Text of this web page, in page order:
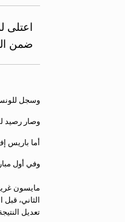
إدارة التنبيهات
انضم إلى قائمة النشرة
beIN CONNECT
beIN MEDIA GROUP
الأسئلة الأكثر شيوعاً
معلومات عن هذا الموقع
ضمن المرحلة
وسجل للونس ويسلي سعيد ثنائية 24،
وصار رصيد لونس 52 في صدارة الدوري وبفارق
أما باريس إف سي
وفي أول
مايسون
الثاني،
تعديل